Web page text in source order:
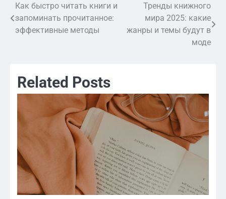
Навигация
по
Как быстро читать книги и
запоминать прочитанное:
эффективные методы
Тренды книжного
мира 2025: какие
жанры и темы будут в
моде
Related Posts